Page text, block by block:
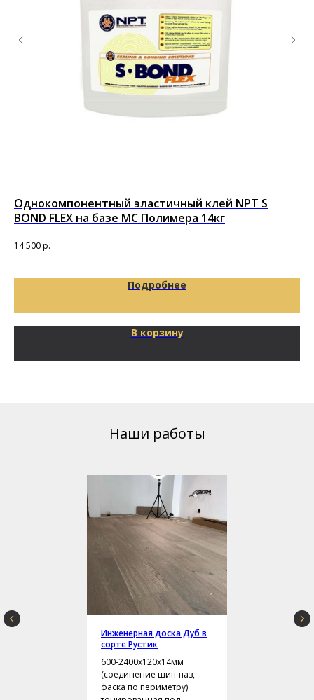
Однокомпонентный эластичный клей NPT S
BOND FLEX на базе MC Полимера 14кг
14 500р.
Подробнее
В корзину
Наши работы
Инженерная доска Дуб в
сорте Рустик
600-2400х120х14мм
(соединение шип-паз,
фаска по периметру)